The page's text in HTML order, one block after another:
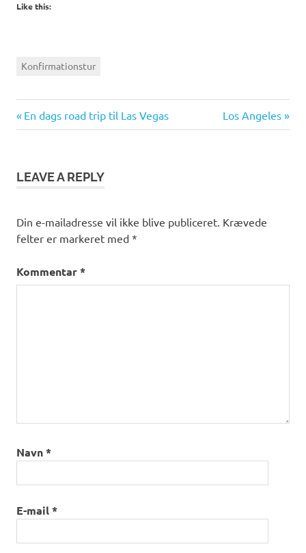
Like this:
Konfirmationstur
Indlægsnavigation
Previous
Post:
En dags road trip til Las Vegas
Next
Post:
Los Angeles
LEAVE A REPLY
Din e-mailadresse vil ikke blive publiceret. Krævede
felter er markeret med *
Kommentar*
Navn*
E-mail*